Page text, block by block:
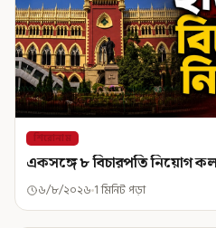
শিরোনাম
একসঙ্গে ৮ বিচারপতি নিয়োগ
৬/৮/২০২৬ 1 মিনিট পড়া